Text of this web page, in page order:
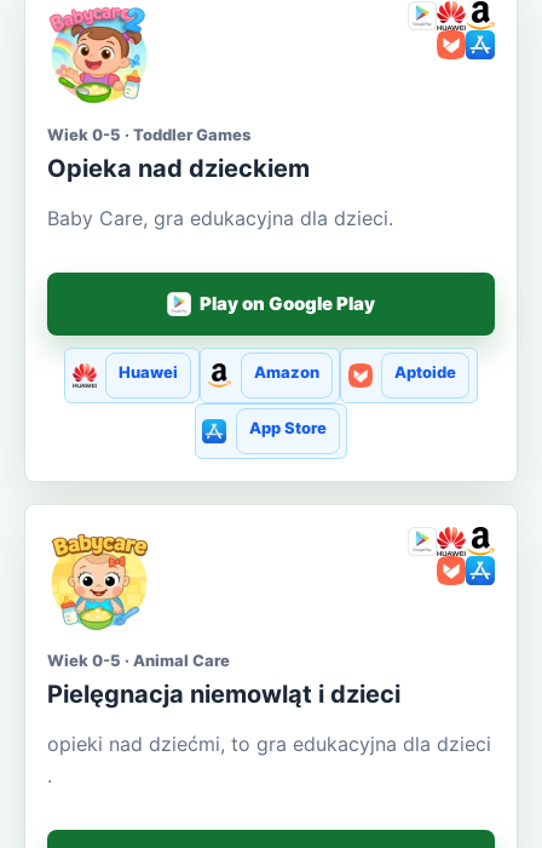
Wiek 0-5 · Toddler Games
Opieka nad dzieckiem
Baby Care, gra edukacyjna dla dzieci.
Play on Google Play
Huawei Amazon Aptoide
App Store
Wiek 0-5 · Animal Care
Pielęgnacja niemowląt i dzieci
opieki nad dziećmi, to gra edukacyjna dla dzieci
.